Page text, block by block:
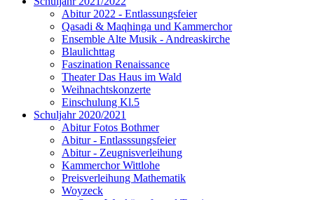
Abitur 2022 - Entlassungsfeier
Qasadi & Maqhinga und Kammerchor
Ensemble Alte Musik - Andreaskirche
Blaulichttag
Faszination Renaissance
Theater Das Haus im Wald
Weihnachtskonzerte
Einschulung Kl.5
Schuljahr 2020/2021
Abitur Fotos Bothmer
Abitur - Entlasssungsfeier
Abitur - Zeugnisverleihung
Kammerchor Wittlohe
Preisverleihung Mathematik
Woyzeck